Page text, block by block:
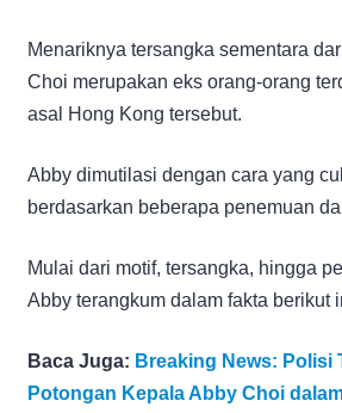
Menariknya tersangka sementara
Choi merupakan eks orang-orang
asal Hong Kong tersebut.
Abby dimutilasi dengan cara yang
berdasarkan beberapa penemuan
Mulai dari motif, tersangka, hingga
Abby terangkum dalam fakta berikut
Baca Juga: Breaking News: Polisi
Potongan Kepala Abby Choi